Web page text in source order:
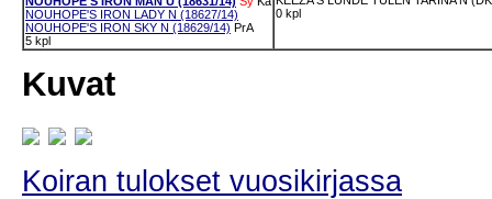
NOUHOPE'S IRON LADY N (18627/14)
NOUHOPE'S IRON SKY N (18629/14) PrA
5 kpl
0 kpl
Kuvat
Koiran tulokset vuosikirjassa